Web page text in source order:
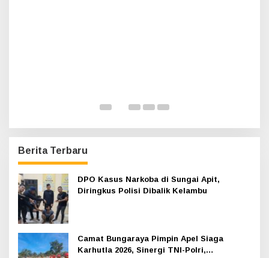
Berita Terbaru
DPO Kasus Narkoba di Sungai Apit,
Diringkus Polisi Dibalik Kelambu
Camat Bungaraya Pimpin Apel Siaga
Karhutla 2026, Sinergi TNI-Polri,